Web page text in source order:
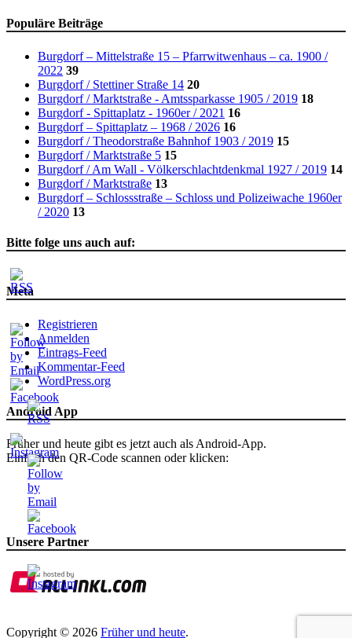
Populäre Beiträge
Burgdorf – Mittelstraße 15 – Pfarrwitwenhaus – ca. 1900 /
2022 39
Burgdorf / Stettiner Straße 14 20
Burgdorf / Marktstraße - Amtssparkasse 1905 / 2019 18
Burgdorf - Spittaplatz - 1960er / 2021 16
Burgdorf – Spittaplatz – 1968 / 2026 16
Burgdorf / Theodorstraße Bahnhof 1903 / 2019 15
Burgdorf / Marktstraße 5 15
Burgdorf / Am Wall - Völkerschlachtdenkmal 1927 / 2019 14
Burgdorf / Marktstraße 13
Burgdorf – Schlossstraße – Schloss und Polizeiwache 1960er
/ 2020 13
Bitte folge uns auch auf:
Meta
Registrieren
Anmelden
Eintrags-Feed
Kommentar-Feed
WordPress.org
Android App
Früher und heute gibt es jetzt auch als Android-App.
Einfach den QR-Code scannen oder klicken:
Unsere Partner
Copyright © 2026 Früher und heute.